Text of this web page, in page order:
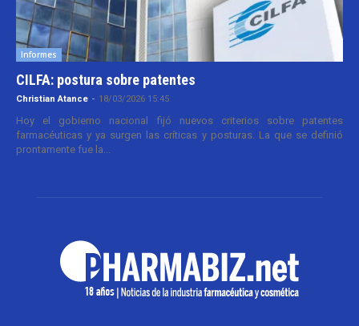
Informes
CILFA: postura sobre patentes
Christian Atance - 18/03/2026 15:45
Hoy el gobierno nacional fijó nuevos criterios sobre patentes
farmacéuticas y ya surgen las críticas y posturas. La que se definió
prontamente fue la...